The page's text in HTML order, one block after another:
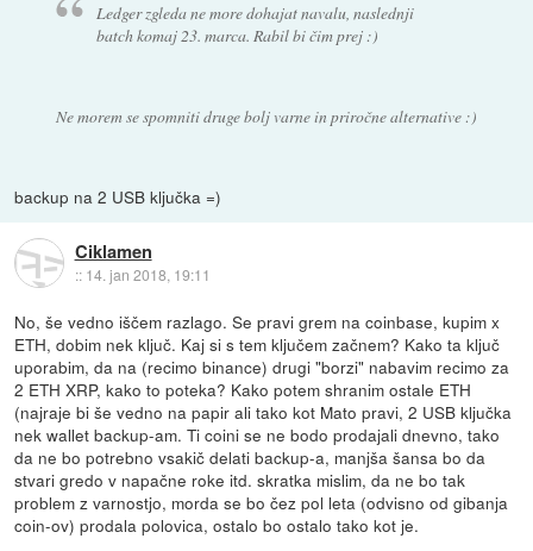
Ledger zgleda ne more dohajat navalu, naslednji
batch komaj 23. marca. Rabil bi čim prej :)
Ne morem se spomniti druge bolj varne in priročne alternative :)
backup na 2 USB ključka =)
Ciklamen
:: 14. jan 2018, 19:11
No, še vedno iščem razlago. Se pravi grem na coinbase, kupim x
ETH, dobim nek ključ. Kaj si s tem ključem začnem? Kako ta ključ
uporabim, da na (recimo binance) drugi "borzi" nabavim recimo za
2 ETH XRP, kako to poteka? Kako potem shranim ostale ETH
(najraje bi še vedno na papir ali tako kot Mato pravi, 2 USB ključka
nek wallet backup-am. Ti coini se ne bodo prodajali dnevno, tako
da ne bo potrebno vsakič delati backup-a, manjša šansa bo da
stvari gredo v napačne roke itd. skratka mislim, da ne bo tak
problem z varnostjo, morda se bo čez pol leta (odvisno od gibanja
coin-ov) prodala polovica, ostalo bo ostalo tako kot je.